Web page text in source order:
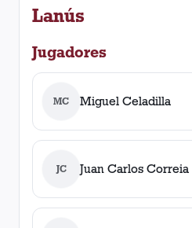
Lanús
Jugadores
MC Miguel Celadilla
JC Juan Carlos Correia